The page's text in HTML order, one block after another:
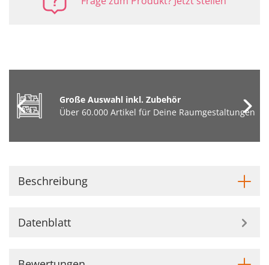
Große Auswahl inkl. Zubehör
Über 60.000 Artikel für Deine Raumgestaltungen
Beschreibung
Datenblatt